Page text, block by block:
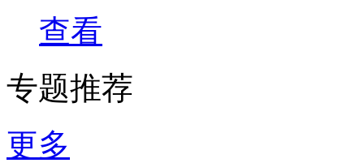
查看
专题推荐
更多